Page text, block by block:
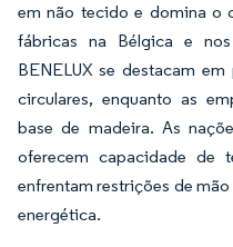
em não tecido e domina o
fábricas na Bélgica e
BENELUX se destacam
circulares, enquanto as
base de madeira. As
oferecem capacidade de
enfrentam restrições de
energética.